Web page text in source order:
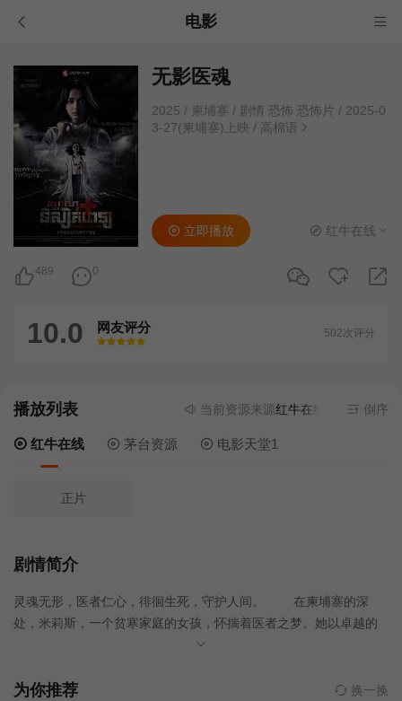
电影
无影医魂
2025 / 柬埔寨 / 剧情 恐怖 恐怖片 / 2025-0
3-27(柬埔寨)上映 / 高棉语
489 0
立即播放 红牛在线
10.0 网友评分
很差
较差还行推荐力荐
502次评分
播放列表 当前资源来源红牛在线 - 无需安装任
倒序
红牛在线 茅台资源 电影天堂1
正片
剧情简介
灵魂无形，医者仁心，徘徊生死，守护人间。 在柬埔寨的深
处，米莉斯，一个贫寒家庭的女孩，怀揣着医者之梦。她以卓越的
学业，叩开了新加坡医学交流的大门。在那里，她与卢卡斯结下深
灵魂徘徊在生与死的边缘，复仇与慈悲交织。在母亲的祈祷和僧侣
为你推荐 换一换